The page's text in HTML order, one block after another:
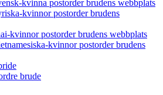
kvinna postorder brudens webbplats
kvinnor postorder brudens
kvinnor postorder brudens webbplats
kvinnor postorder brudens
brude